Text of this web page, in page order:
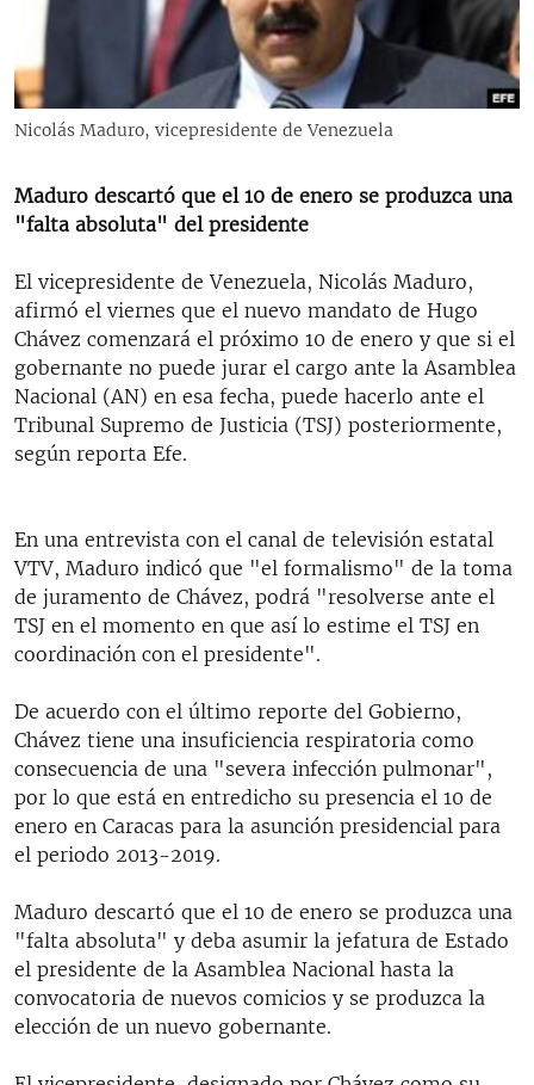
RADIO MARTÍ
ESPECIALES
ESPECIALES
SER VIEJO EN CUBA
KENTU-CUBANO
LOS SANTOS DE HIALEAH
DESINFORMACIÓN RUSA EN AMÉRICA LATINA
LA INVASIÓN DE RUSIA A UCRANIA
MULTIMEDIA
SÍGUENOS
Nicolás Maduro, vicepresidente de Venezuela
Maduro descartó que el 10 de enero se produzca una
"falta absoluta" del presidente
El vicepresidente de Venezuela, Nicolás Maduro,
afirmó el viernes que el nuevo mandato de Hugo
Chávez comenzará el próximo 10 de enero y que si el
gobernante no puede jurar el cargo ante la Asamblea
Nacional (AN) en esa fecha, puede hacerlo ante el
Tribunal Supremo de Justicia (TSJ) posteriormente,
según reporta Efe.
En una entrevista con el canal de televisión estatal
VTV, Maduro indicó que "el formalismo" de la toma
de juramento de Chávez, podrá "resolverse ante el
TSJ en el momento en que así lo estime el TSJ en
coordinación con el presidente".
De acuerdo con el último reporte del Gobierno,
Chávez tiene una insuficiencia respiratoria como
consecuencia de una "severa infección pulmonar",
por lo que está en entredicho su presencia el 10 de
enero en Caracas para la asunción presidencial para
el periodo 2013-2019.
Maduro descartó que el 10 de enero se produzca una
"falta absoluta" y deba asumir la jefatura de Estado
el presidente de la Asamblea Nacional hasta la
convocatoria de nuevos comicios y se produzca la
elección de un nuevo gobernante.